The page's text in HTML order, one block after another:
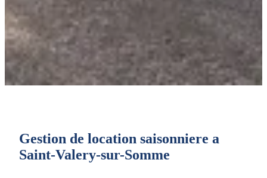
Gestion de location saisonniere a
Saint-Valery-sur-Somme